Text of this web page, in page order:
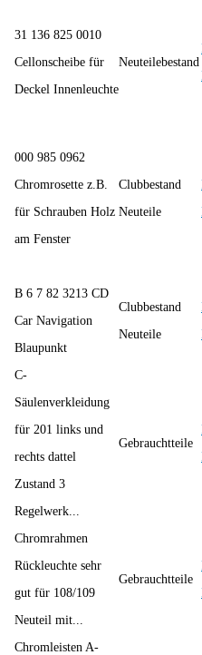
31 136 825 0010
Cellonscheibe für
Deckel Innenleuchte
Neuteilebestand
000 985 0962
Chromrosette z.B.
für Schrauben Holz
am Fenster
Clubbestand
Neuteile
B 6 7 82 3213 CD
Car Navigation
Blaupunkt
Clubbestand
Neuteile
C-
Säulenverkleidung
für 201 links und
rechts dattel
Zustand 3
Regelwerk...
Gebrauchtteile
Chromrahmen
Rückleuchte sehr
gut für 108/109
Neuteil mit...
Gebrauchtteile
Chromleisten A-